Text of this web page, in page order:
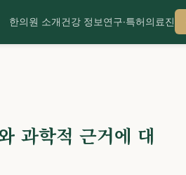
한의원 소개건강 정보연구·특허의료진
과학적 근거에 대